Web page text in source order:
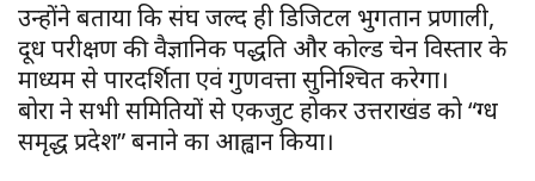
उन्होंने बताया कि संघ जल्द ही डिजिटल भुगतान प्रणाली,
दूध परीक्षण की वैज्ञानिक पद्धति और कोल्ड चेन विस्तार के
माध्यम से पारदर्शिता एवं गुणवत्ता सुनिश्चित करेगा।
बोरा ने सभी समितियों से एकजुट होकर उत्तराखंड को “दुग्ध
समृद्ध प्रदेश” बनाने का आह्वान किया।